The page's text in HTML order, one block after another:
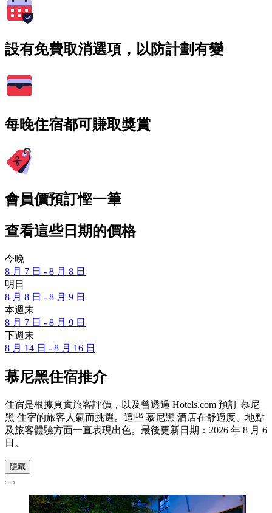
設有免費取消選項，以防計劃有變
每晚住宿都可賺取獎賞
會員價預訂慳一筆
查看這些日期的價格
今晚
8 月 7 日 - 8 月 8 日
明日
8 月 8 日 - 8 月 9 日
本週末
8 月 7 日 - 8 月 9 日
下週末
8 月 14 日 - 8 月 16 日
慕尼黑住宿推介
住宿是根據真實旅客評價，以及曾透過 Hotels.com 預訂 慕尼
黑 住宿的旅客人氣而挑選。這些 慕尼黑 酒店在舒適度、地點
及旅客體驗方面一直表現出色。最後更新日期： 2026 年 8 月 6
日 。
隱藏